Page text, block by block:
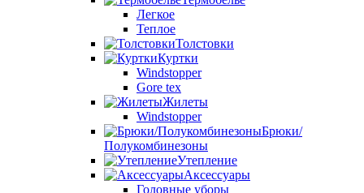
Легкое
Теплое
Толстовки
Куртки
Windstopper
Gore tex
Жилеты
Windstopper
Брюки/
Полукомбинезоны
Утепление
Аксессуары
Головные уборы